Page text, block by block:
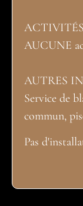
AUCUNE
AUTRES
Service de
commun,
Pas